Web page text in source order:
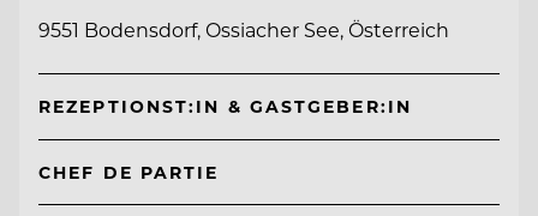
9551 Bodensdorf, Ossiacher See, Österreich
REZEPTIONST:IN & GASTGEBER:IN
CHEF DE PARTIE